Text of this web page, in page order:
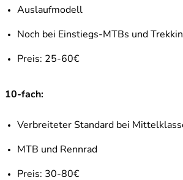
Auslaufmodell
Noch bei Einstiegs-MTBs und
Preis: 25-60€
10-fach:
Verbreiteter Standard bei
MTB und Rennrad
Preis: 30-80€